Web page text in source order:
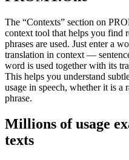
The “Contexts” section on
context tool that helps you find
phrases are used. Just enter a
translation in context —
word is used together with its
This helps you understand
usage in speech, whether it is a
phrase.
Millions of usage
texts